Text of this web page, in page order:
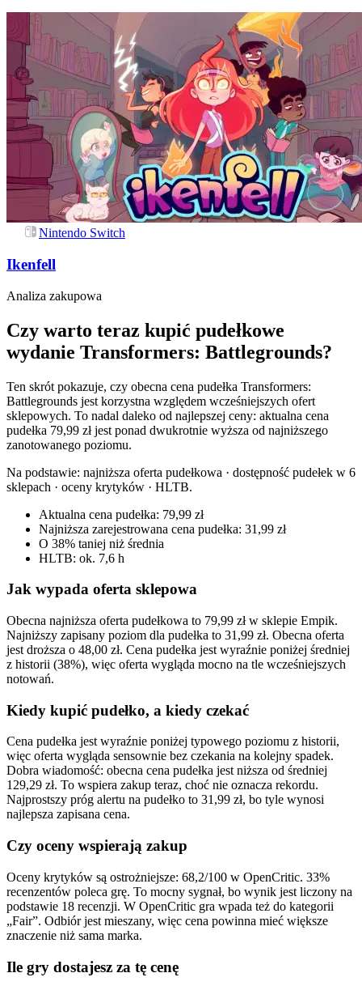
Nintendo Switch
Ikenfell
Analiza zakupowa
Czy warto teraz kupić pudełkowe
wydanie Transformers: Battlegrounds?
Ten skrót pokazuje, czy obecna cena pudełka Transformers:
Battlegrounds jest korzystna względem wcześniejszych ofert
sklepowych. To nadal daleko od najlepszej ceny: aktualna cena
pudełka 79,99 zł jest ponad dwukrotnie wyższa od najniższego
zanotowanego poziomu.
Na podstawie: najniższa oferta pudełkowa · dostępność pudełek w 6
sklepach · oceny krytyków · HLTB.
Aktualna cena pudełka: 79,99 zł
Najniższa zarejestrowana cena pudełka: 31,99 zł
O 38% taniej niż średnia
HLTB: ok. 7,6 h
Jak wypada oferta sklepowa
Obecna najniższa oferta pudełkowa to 79,99 zł w sklepie Empik.
Najniższy zapisany poziom dla pudełka to 31,99 zł. Obecna oferta
jest droższa o 48,00 zł. Cena pudełka jest wyraźnie poniżej średniej
z historii (38%), więc oferta wygląda mocno na tle wcześniejszych
notowań.
Kiedy kupić pudełko, a kiedy czekać
Cena pudełka jest wyraźnie poniżej typowego poziomu z historii,
więc oferta wygląda sensownie bez czekania na kolejny spadek.
Dobra wiadomość: obecna cena pudełka jest niższa od średniej
129,29 zł. To wspiera zakup teraz, choć nie oznacza rekordu.
Najprostszy próg alertu na pudełko to 31,99 zł, bo tyle wynosi
najlepsza zapisana cena.
Czy oceny wspierają zakup
Oceny krytyków są ostrożniejsze: 68,2/100 w OpenCritic. 33%
recenzentów poleca grę. To mocny sygnał, bo wynik jest liczony na
podstawie 18 recenzji. W OpenCritic gra wpada też do kategorii
„Fair”. Odbiór jest mieszany, więc cena powinna mieć większe
znaczenie niż sama marka.
Ile gry dostajesz za tę cenę